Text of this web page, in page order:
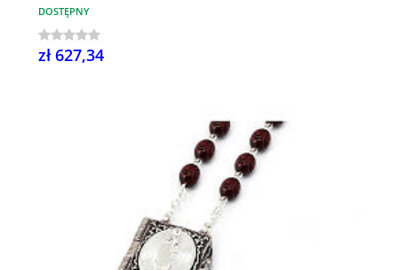
DOSTĘPNY
zł 627,34